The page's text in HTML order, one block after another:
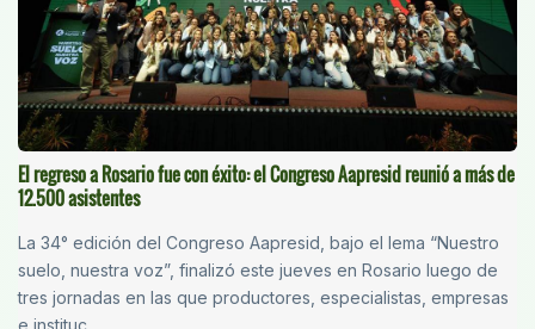
El regreso a Rosario fue con éxito: el Congreso Aapresid reunió a más de
12.500 asistentes
La 34° edición del Congreso Aapresid, bajo el lema “Nuestro
suelo, nuestra voz”, finalizó este jueves en Rosario luego de
tres jornadas en las que productores, especialistas, empresas